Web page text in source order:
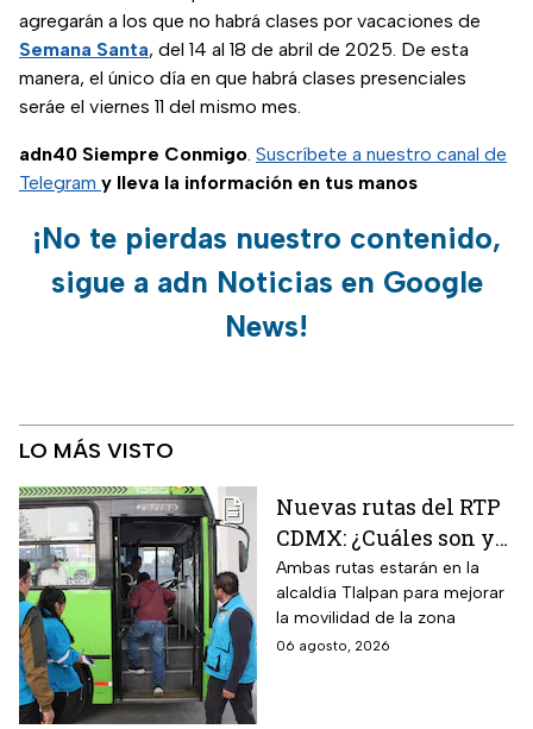
agregarán a los que no habrá clases por vacaciones de
Semana Santa, del 14 al 18 de abril de 2025. De esta
manera, el único día en que habrá clases presenciales
seráe el viernes 11 del mismo mes.
adn40 Siempre Conmigo. Suscríbete a nuestro canal de
Telegram y lleva la información en tus manos
¡No te pierdas nuestro contenido,
sigue a adn Noticias en Google
News!
LO MÁS VISTO
Nuevas rutas del RTP
CDMX: ¿Cuáles son y
con qué estaciones
del Metrobús
conectan?
Ambas rutas estarán en la
alcaldía Tlalpan para mejorar
la movilidad de la zona
06 agosto, 2026